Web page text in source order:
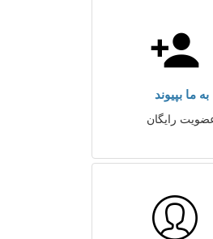
به ما بپیوند
رایگان